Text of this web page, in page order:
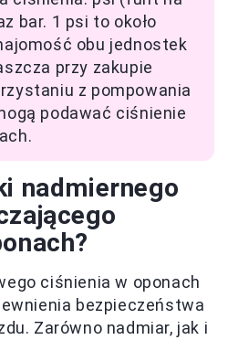
bar. 1 psi to około
obu jednostek
przy zakupie
z pompowania
podawać ciśnienie
nadmiernego
ciśnienia w oponach
bezpieczeństwa
Zarówno nadmiar, jak i